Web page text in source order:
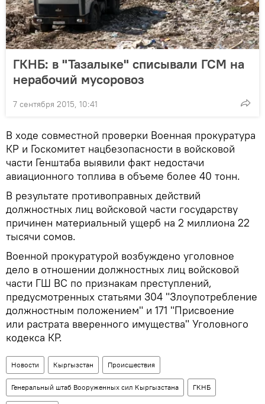
ГКНБ: в "Тазалыке" списывали ГСМ на
нерабочий мусоровоз
7 сентября 2015, 10:41
В ходе совместной проверки Военная прокуратура
КР и Госкомитет нацбезопасности в войсковой
части Генштаба выявили факт недостачи
авиационного топлива в объеме более 40 тонн.
В результате противоправных действий
должностных лиц войсковой части государству
причинен материальный ущерб на 2 миллиона 22
тысячи сомов.
Военной прокуратурой возбуждено уголовное
дело в отношении должностных лиц войсковой
части ГШ ВС по признакам преступлений,
предусмотренных статьями 304 "Злоупотребление
должностным положением" и 171 "Присвоение
или растрата вверенного имущества" Уголовного
кодекса КР.
Новости Кыргызстан Происшествия
Генеральный штаб Вооруженных сил Кыргызстана ГКНБ